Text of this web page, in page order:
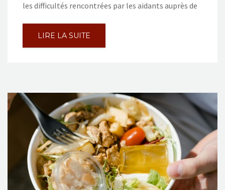
les difficultés rencontrées par les aidants auprès de
LIRE LA SUITE